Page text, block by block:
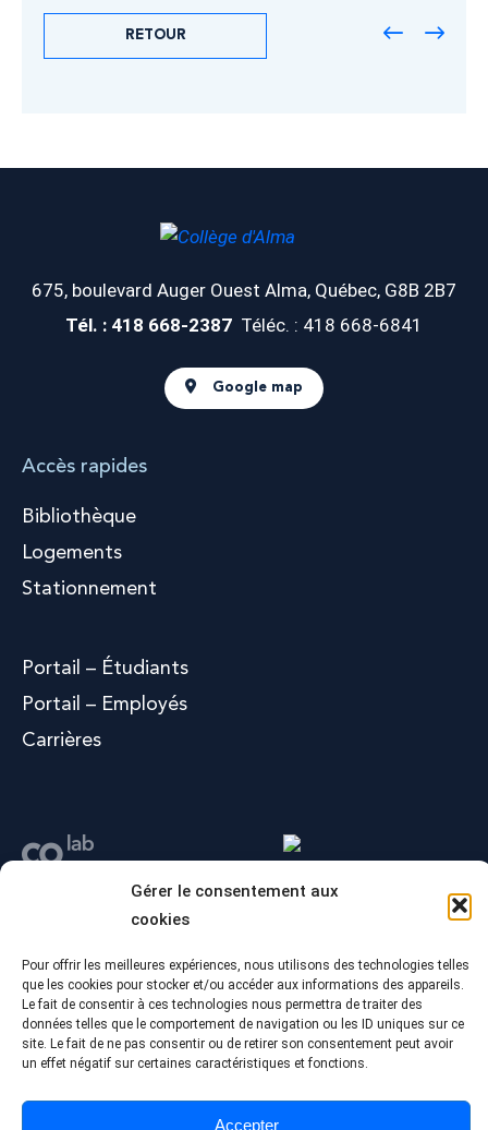
Gérer le consentement aux
cookies
Pour offrir les meilleures expériences, nous utilisons des technologies telles
que les cookies pour stocker et/ou accéder aux informations des appareils.
Le fait de consentir à ces technologies nous permettra de traiter des
données telles que le comportement de navigation ou les ID uniques sur ce
site. Le fait de ne pas consentir ou de retirer son consentement peut avoir
un effet négatif sur certaines caractéristiques et fonctions.
Accepter
RETOUR
675, boulevard Auger Ouest Alma, Québec, G8B 2B7
Tél. : 418 668-2387 Téléc. : 418 668-6841
Google map
Accès rapides
Bibliothèque
Logements
Stationnement
Portail – Étudiants
Portail – Employés
Carrières
© Tous droits réservés - Collège Alma
Politique de confidentialité